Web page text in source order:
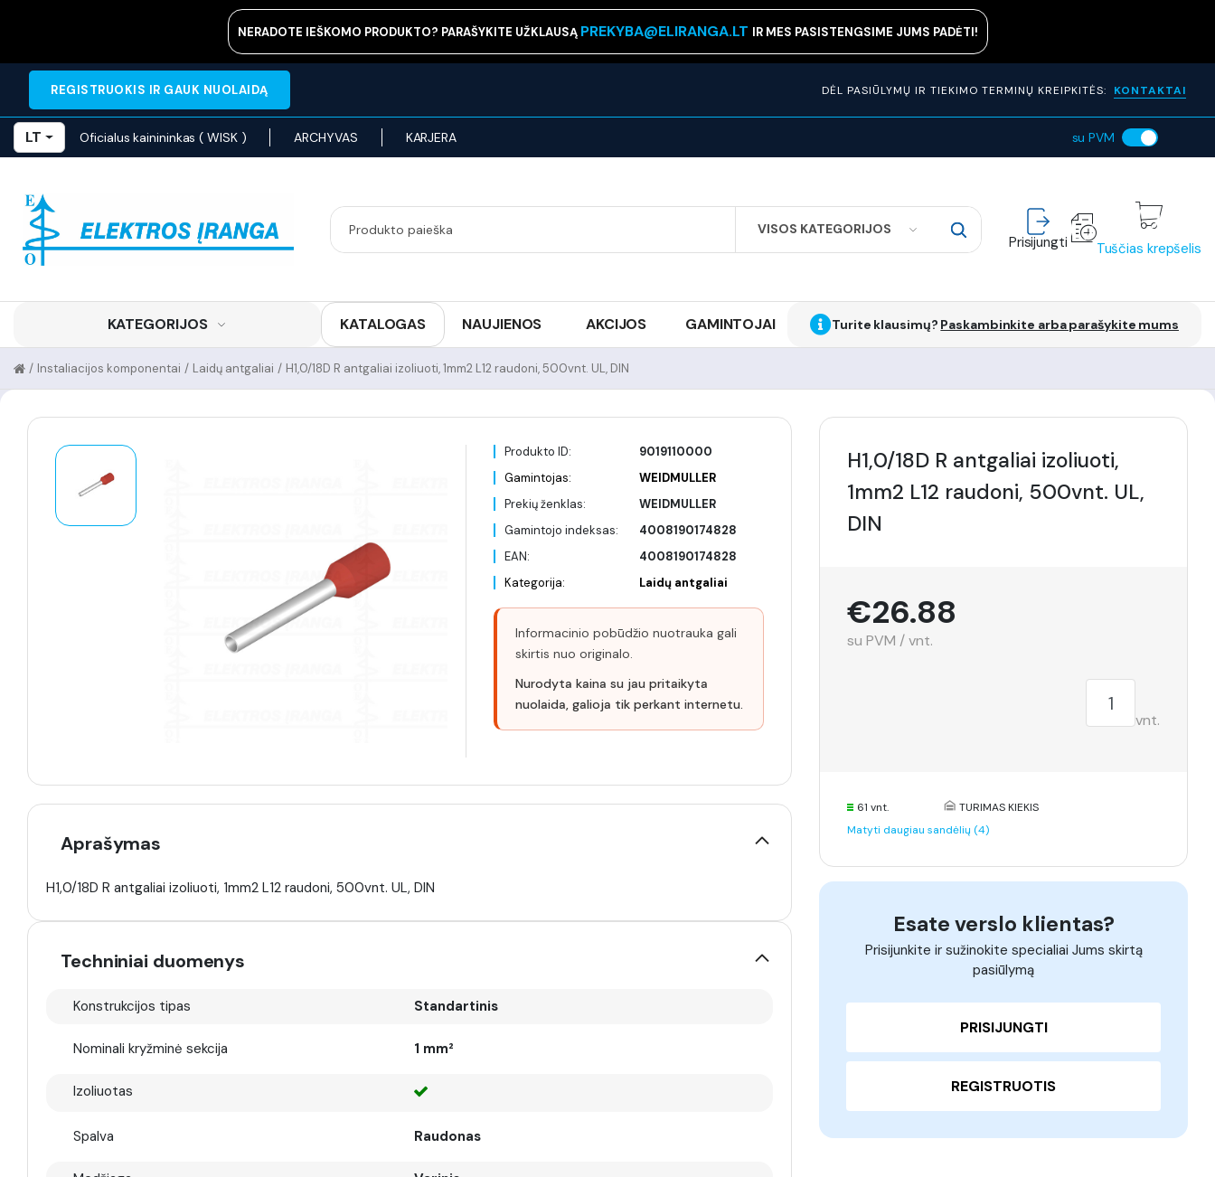
NERADOTE IEŠKOMO PRODUKTO? PARAŠYKITE UŽKLAUSĄ PREKYBA@ELIRANGA.LT IR MES PASISTENGSIME JUMS PADĖTI!
REGISTRUOKIS IR GAUK NUOLAIDĄ DĖL PASIŪLYMŲ IR TIEKIMO TERMINŲ KREIPKITĖS: KONTAKTAI
LT Oficialus kainininkas ( WISK ) ARCHYVAS KARJERA su PVM
VISOS KATEGORIJOS
SEARCH Prisijungti Tuščias krepšelis
KATEGORIJOS KATALOGAS NAUJIENOS AKCIJOS GAMINTOJAI Turite klausimų? Paskambinkite arba parašykite mums
H1,0/18D R antgaliai izoliuoti, 1mm2 L12 raudoni, 500vnt. UL, DIN
/
Laidų antgaliai
/
Instaliacijos komponentai
/
Produkto ID:
9019110000
Gamintojas:
WEIDMULLER
Prekių ženklas:
WEIDMULLER
Gamintojo indeksas:
4008190174828
EAN:
4008190174828
Kategorija:
Laidų antgaliai
Informacinio pobūdžio nuotrauka gali
skirtis nuo originalo.
Nurodyta kaina su jau pritaikyta
nuolaida, galioja tik perkant internetu.
Aprašymas
H1,0/18D R antgaliai izoliuoti, 1mm2 L12 raudoni, 500vnt. UL, DIN
Techniniai duomenys
Konstrukcijos tipas Standartinis
Nominali kryžminė sekcija 1 mm²
Izoliuotas
Spalva Raudonas
H1,0/18D R antgaliai izoliuoti,
1mm2 L12 raudoni, 500vnt. UL,
DIN
€26.88
su PVM / vnt.
vnt.
61 vnt.
TURIMAS KIEKIS
Matyti daugiau sandėlių (4)
Esate verslo klientas?
Prisijunkite ir sužinokite specialiai Jums skirtą
pasiūlymą
PRISIJUNGTI
REGISTRUOTIS